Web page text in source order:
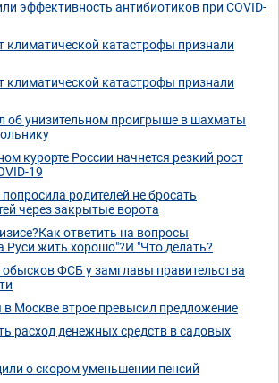
эффективность антибиотиков при COVID-
климатической катастрофы признали
климатической катастрофы признали
об унизительном проигрыше в шахматы
курорте России начнется резкий рост
19
родителей не бросать
через закрытые ворота
ответить на вопросы
Руси жить хорошо"?И "Что делать?
ФСБ у замглавы правительства
Москве втрое превысил предложение
расход денежных средств в садовых
о скором уменьшении пенсий